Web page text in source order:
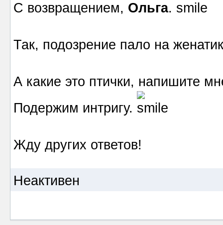
С возвращением, Ольга.
Так, подозрение пало на
А какие это птички, напишите
Подержим интригу.
Жду других ответов!
Неактивен